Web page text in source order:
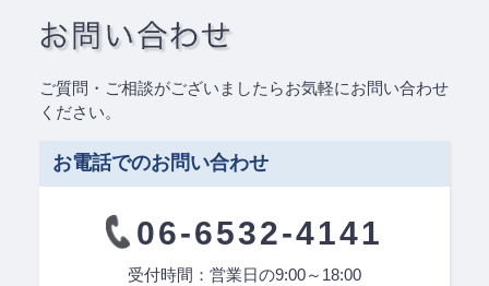
ご質問・ご相談がございましたらお気軽にお問い合わせ
ください。
お電話でのお問い合わせ
06-6532-4141
受付時間：営業日の9:00～18:00